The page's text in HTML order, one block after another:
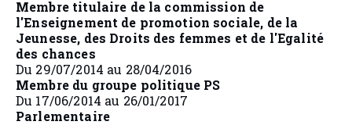
Membre titulaire de la commission de
l'Enseignement de promotion sociale, de la
Jeunesse, des Droits des femmes et de l'Egalité
des chances
Du 29/07/2014 au 28/04/2016
Membre du groupe politique PS
Du 17/06/2014 au 26/01/2017
Parlementaire